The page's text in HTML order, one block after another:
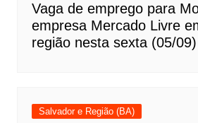
Vaga de emprego para
empresa Mercado Livre
região nesta sexta (05/09)
Salvador e Região (BA)